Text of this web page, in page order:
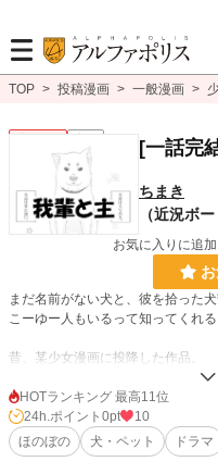
TOP > 投稿漫画 > 一般漫画 >
[一話完
ちまき
（近況ボー
お気に入りに追
まだ名前がない犬と、彼を拾った
こーゆー人もいるって知ってくれる
昔、某少女漫画に投降した作品。
漫画 8,552 位 / 8,552 件
少女向け 1,155 位 / 1,155 件
HOTランキング 最高11位
24h.ポイント 0pt
10
ほのぼの
犬・ペット ドラマ